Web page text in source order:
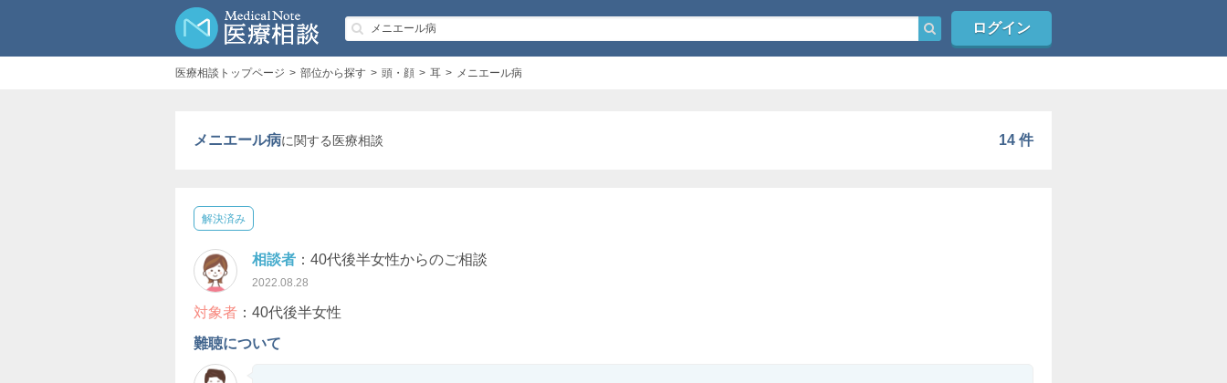
ログイン
医療相談トップページ 部位から探す 頭・顔 耳 メニエール病
メニエール病に関する医療相談 14 件
解決済み
相談者 ：40代後半女性からのご相談
2022.08.28
対象者 ：40代後半女性
難聴について